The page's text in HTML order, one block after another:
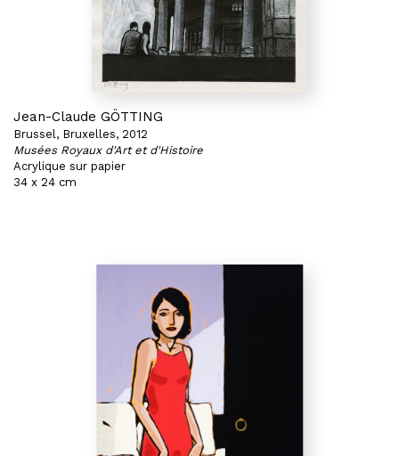
Jean-Claude GÖTTING
Brussel, Bruxelles, 2012
Musées Royaux d'Art et d'Histoire
Acrylique sur papier
34 x 24 cm